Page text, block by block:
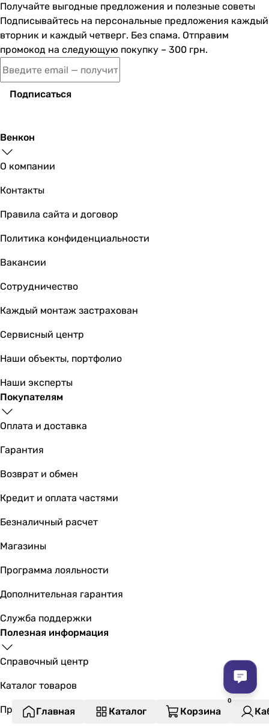
Получайте выгодные предложения и полезные советы
Подписывайтесь на персональные предложения каждый
вторник и каждый четверг. Без спама. Отправим
промокод на следующую покупку – 300 грн.
Подписаться
Венкон
О компании
Контакты
Правила сайта и договор
Политика конфиденциальности
Вакансии
Сотрудничество
Каждый монтаж застрахован
Сервисный центр
Наши объекты, портфолио
Наши эксперты
Покупателям
Оплата и доставка
Гарантия
Возврат и обмен
Кредит и оплата частями
Безналичный расчет
Магазины
Программа лояльности
Дополнительная гарантия
Служба поддержки
Полезная информация
Справочный центр
Каталог товаров
Производители
Главная Каталог Корзина